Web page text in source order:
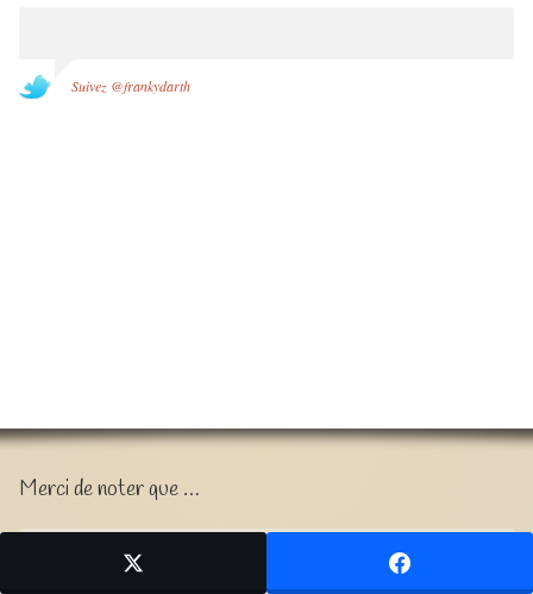
Suivez @frankydarth
Merci de noter que …
Toutes les images, photographies ou illustrations de ce site